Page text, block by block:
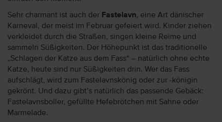
Sehr charmant ist auch der Fastelavn, eine Art dänischer
Karneval, der meist im Februar gefeiert wird. Kinder ziehen
verkleidet durch die Straßen, singen kleine Reime und
sammeln Süßigkeiten. Der Höhepunkt ist das traditionelle
„Schlagen der Katze aus dem Fass“ – natürlich ohne echte
Katze, heute sind nur Süßigkeiten drin. Wer das Fass
aufschlägt, wird zum Fastelavnskönig oder zur -königin
gekrönt. Und dazu gibt’s natürlich das passende Gebäck:
Fastelavnsboller, gefüllte Hefebrötchen mit Sahne oder
Marmelade.